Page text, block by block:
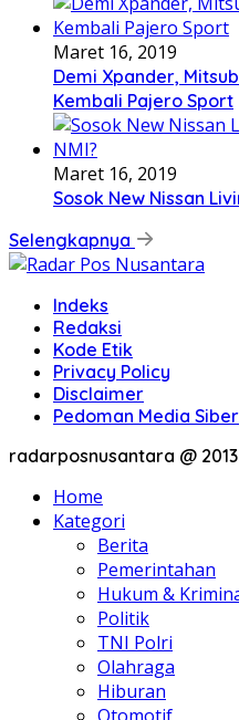
Maret 16, 2019
Demi Xpander,
Kembali Pajero Sport
Maret 16, 2019
Sosok New Nissan
Selengkapnya
Indeks
Redaksi
Kode Etik
Privacy Policy
Disclaimer
Pedoman Media Siber
radarposnusantara @ 2013
Home
Kategori
Berita
Pemerintahan
Hukum &
Politik
TNI Polri
Olahraga
Hiburan